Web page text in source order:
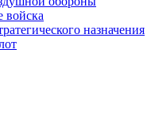
войска
назначения